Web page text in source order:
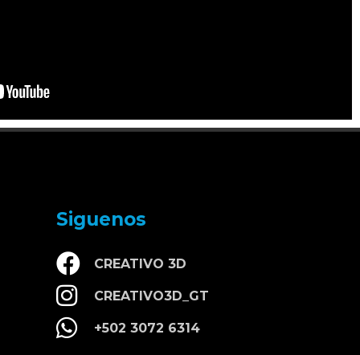
Siguenos
CREATIVO 3D
CREATIVO3D_GT
+502 3072 6314